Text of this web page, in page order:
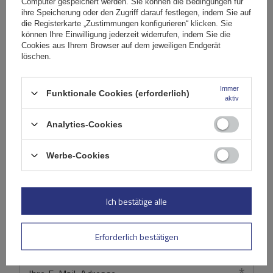
Ihre Bewertung schreiben
Ihre Note:
5/5
Inhalt Ihrer Bewertung
ihre Speicherung oder den Zugriff darauf festlegen, indem Sie auf
die Registerkarte „Zustimmungen konfigurieren“ klicken. Sie
können Ihre Einwilligung jederzeit widerrufen, indem Sie die
Cookies aus Ihrem Browser auf dem jeweiligen Endgerät
löschen.
Funktionale Cookies (erforderlich)
Immer
aktiv
Analytics-Cookies
Werbe-Cookies
Erforderlich bestätigen
Ich bestätige alle